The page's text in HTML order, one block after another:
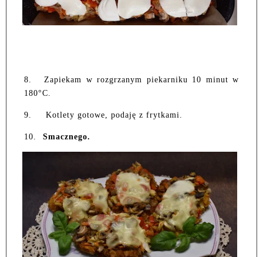
8.
Zapiekam w rozgrzanym piekarniku 10 minut w
180°C.
9. Kotlety gotowe, podaję z frytkami.
10. Smacznego.